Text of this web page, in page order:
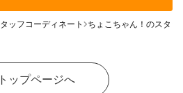
ッフコーディネート ちょこちゃん！のスタッ
トップページへ